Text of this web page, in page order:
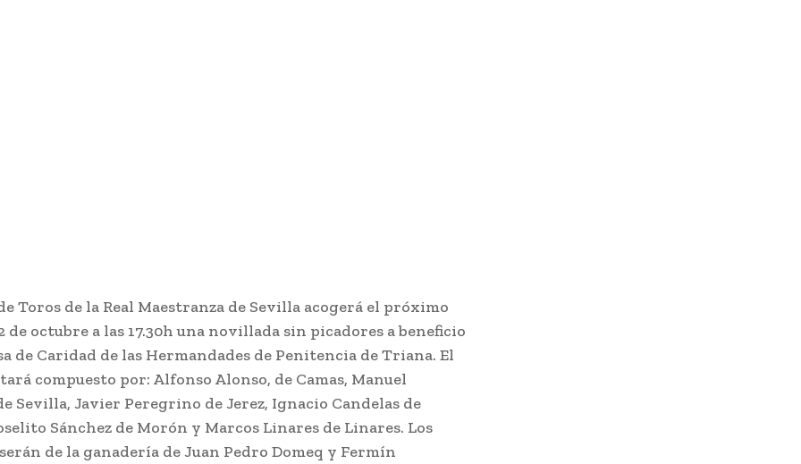
Toros de la Real Maestranza de Sevilla acogerá el próximo
de octubre a las 17.30h una novillada sin picadores a beneficio
de Caridad de las Hermandades de Penitencia de Triana. El
compuesto por: Alfonso Alonso, de Camas, Manuel
Sevilla, Javier Peregrino de Jerez, Ignacio Candelas de
Sánchez de Morón y Marcos Linares de Linares. Los
de la ganadería de Juan Pedro Domeq y Fermín